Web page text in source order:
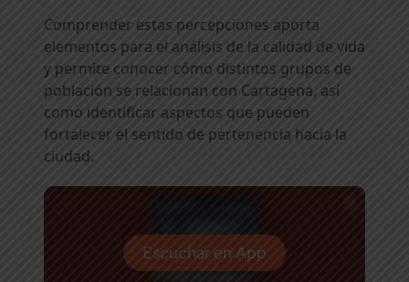
Comprender estas percepciones aporta
elementos para el análisis de la calidad de vida
y permite conocer cómo distintos grupos de
población se relacionan con Cartagena, así
como identificar aspectos que pueden
fortalecer el sentido de pertenencia hacia la
ciudad.